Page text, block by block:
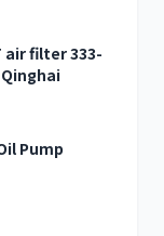
air filter 333-
Pump